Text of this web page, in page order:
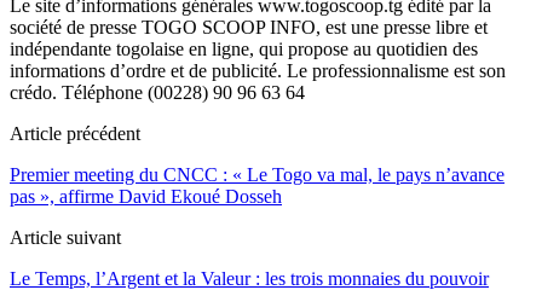
Le site d’informations générales www.togoscoop.tg édité par la
société de presse TOGO SCOOP INFO, est une presse libre et
indépendante togolaise en ligne, qui propose au quotidien des
informations d’ordre et de publicité. Le professionnalisme est son
crédo. Téléphone (00228) 90 96 63 64
Article précédent
Premier meeting du CNCC : « Le Togo va mal, le pays n’avance
pas », affirme David Ekoué Dosseh
Article suivant
Le Temps, l’Argent et la Valeur : les trois monnaies du pouvoir